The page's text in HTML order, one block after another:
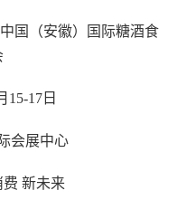
国（安徽）国际糖酒食
15-17日
会展中心
新未来